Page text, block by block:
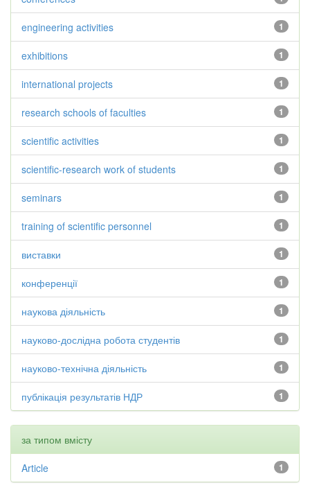
1
engineering activities
1
exhibitions
1
international projects
1
research schools of faculties
1
scientific activities
1
scientific-research work of students
1
seminars
1
training of scientific personnel
1
виставки
1
конференції
1
наукова діяльність
1
науково-дослідна робота студентів
1
науково-технічна діяльність
1
публікація результатів НДР
за типом вмісту
1
Article